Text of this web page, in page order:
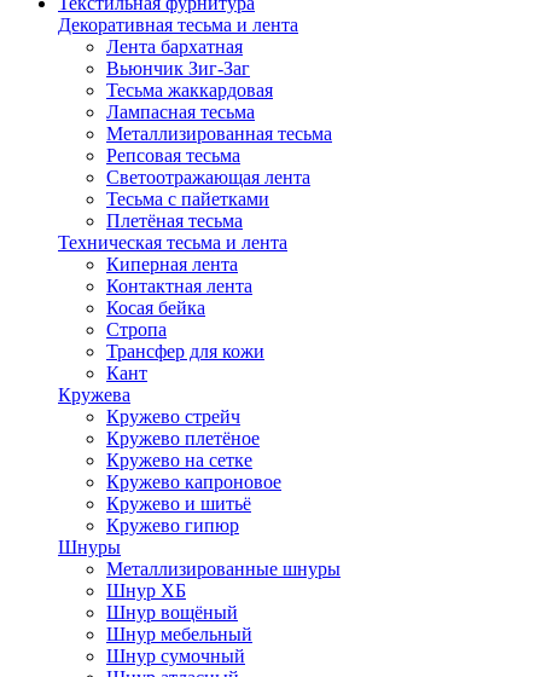
Декоративная тесьма и лента
Лента бархатная
Вьюнчик Зиг-Заг
Тесьма жаккардовая
Лампасная тесьма
Металлизированная тесьма
Репсовая тесьма
Светоотражающая лента
Тесьма с пайетками
Плетёная тесьма
Техническая тесьма и лента
Киперная лента
Контактная лента
Косая бейка
Стропа
Трансфер для кожи
Кант
Кружева
Кружево стрейч
Кружево плетёное
Кружево на сетке
Кружево капроновое
Кружево и шитьё
Кружево гипюр
Шнуры
Металлизированные шнуры
Шнур ХБ
Шнур вощёный
Шнур мебельный
Шнур сумочный